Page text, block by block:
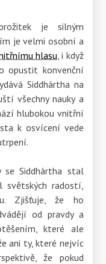
je silným
je velmi osobní a
hlasu , i když
opustit konvenční
Siddhártha na
všechny nauky a
hlubokou vnitřní
k osvícení vede
se Siddhártha stal
světských radostí,
Zjišťuje, že ho
od pravdy a
které ale
ani ty, které nejvíc
že pokud